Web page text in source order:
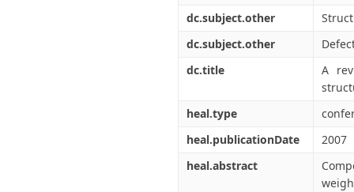
dc.subject.other
dc.subject.other
dc.title
A
heal.type
heal.publicationDate
2007
heal.abstract